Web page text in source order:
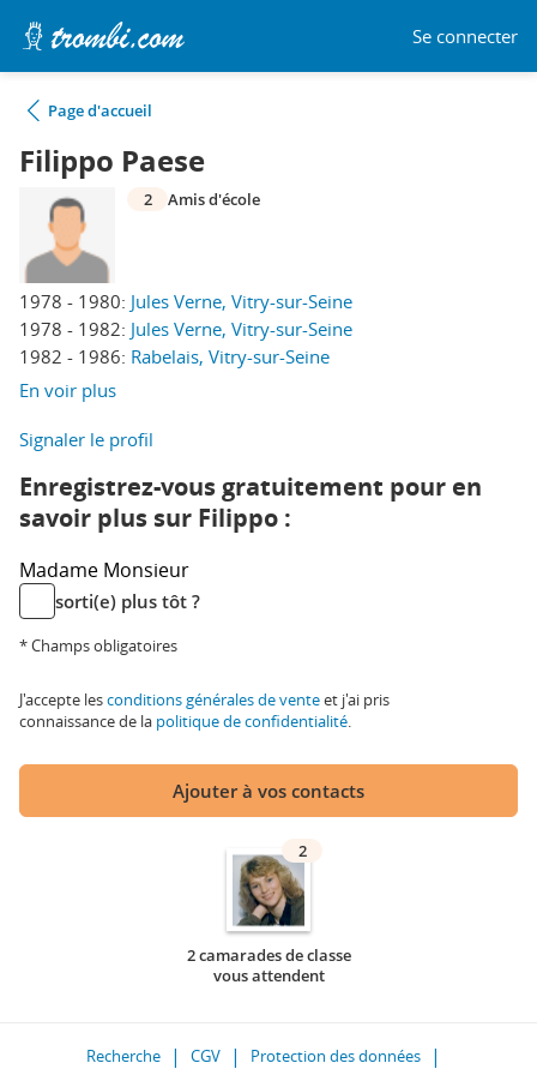
Se connecter
Page d'accueil
Filippo Paese
1978 - 1980: Jules Verne, Vitry-sur-Seine
1978 - 1982: Jules Verne, Vitry-sur-Seine
1982 - 1986: Rabelais, Vitry-sur-Seine
En voir plus
2 Amis d'école
Signaler le profil
Enregistrez-vous gratuitement pour en
savoir plus sur Filippo :
Madame Monsieur
sorti(e) plus tôt ?
* Champs obligatoires
J'accepte lesconditions générales de venteet j'ai pris
connaissance de la politique de confidentialité.
Ajouter à vos contacts
2
2 camarades de classe
vous attendent
Recherche CGV
Protection des données